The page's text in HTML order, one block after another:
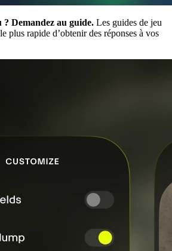
Demandez au guide. Les guides de jeu
plus rapide d’obtenir des réponses à vos